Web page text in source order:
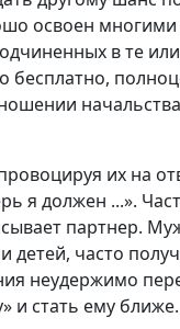
освоен
в те
бесплатно,
их на
я должен ...».
партнер.
часто
неудержимо
и стать ему ближе.